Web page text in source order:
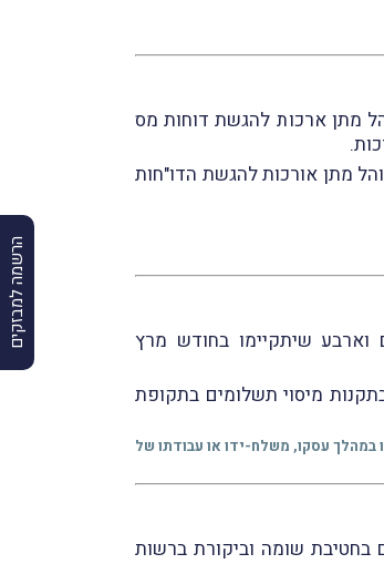
הרשמה למבזקים
מתן ארכות להגשת דוחות מס
מתן אורכות להגשת הדו"חות
וארבע שיתקיימו בחודש מרץ
ההנחייה מפורטות הוראות הן לגבי תשלומים שחלים לגביהם חוק מיסוי תשלומים בתקופת בחירות, התשנ"ו-1996 ובתקנות מיסוי תשלומים בתקופת
במהלך עסקו, משלח-ידו או עבודתו של
ניכויים בחטיבת שומה וביקורת ברשות